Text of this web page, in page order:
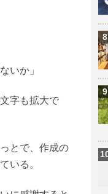
いか」
字も拡大で
とで、作成の
いる。